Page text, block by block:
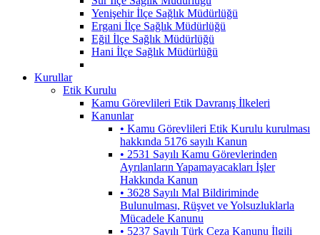
Yenişehir İlçe Sağlık Müdürlüğü
Ergani İlçe Sağlık Müdürlüğü
Eğil İlçe Sağlık Müdürlüğü
Hani İlçe Sağlık Müdürlüğü
Kurullar
Etik Kurulu
Kamu Görevlileri Etik Davranış İlkeleri
Kanunlar
• Kamu Görevlileri Etik Kurulu kurulması
hakkında 5176 sayılı Kanun
• 2531 Sayılı Kamu Görevlerinden
Ayrılanların Yapamayacakları İşler
Hakkında Kanun
• 3628 Sayılı Mal Bildiriminde
Bulunulması, Rüşvet ve Yolsuzluklarla
Mücadele Kanunu
• 5237 Sayılı Türk Ceza Kanunu İlgili